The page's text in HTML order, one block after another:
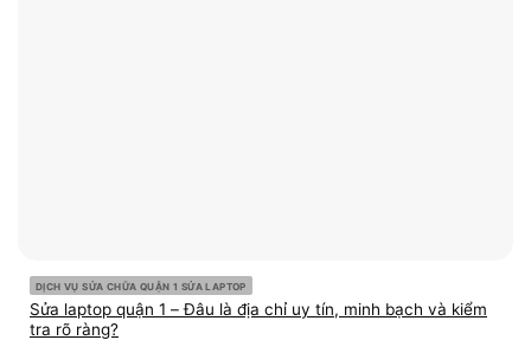
DỊCH VỤ SỬA CHỮA QUẬN 1 SỬA LAPTOP
Sửa laptop quận 1 – Đâu là địa chỉ uy tín, minh bạch và kiểm
tra rõ ràng?